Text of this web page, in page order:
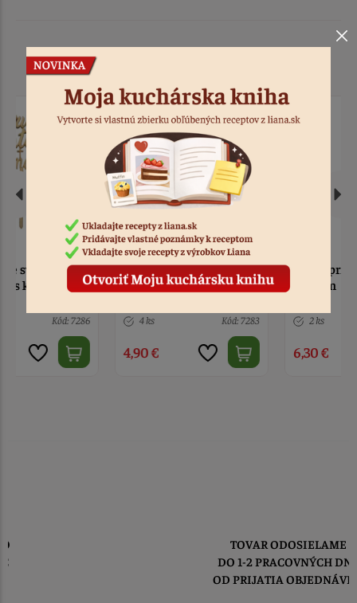
Zápich Prvé sväté
prijímanie s kalichom
4 ks Kód: 7283
4,90 €
Kniha prijímanie s
citátom
2 ks Kód: 5368
6,30 €
TOVAR ODOSIELAME
DO 1-2 PRACOVNÝCH DNÍ
OD PRIJATIA OBJEDNÁVKY